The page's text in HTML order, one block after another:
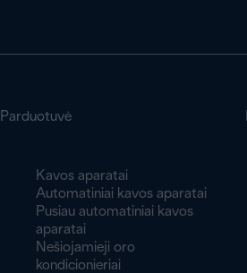
Parduotuvė
Kavos aparatai
Automatiniai kavos aparatai
Pusiau automatiniai kavos
aparatai
Nešiojamieji oro
kondicionieriai